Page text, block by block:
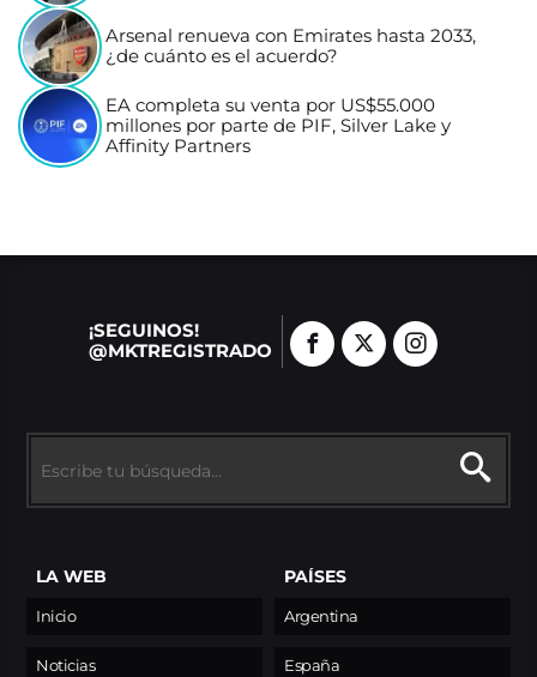
Arsenal renueva con Emirates hasta 2033,
¿de cuánto es el acuerdo?
EA completa su venta por US$55.000
millones por parte de PIF, Silver Lake y
Affinity Partners
¡SEGUINOS!
@MKTREGISTRADO
LA WEB
Inicio
Noticias
PAÍSES
Argentina
España